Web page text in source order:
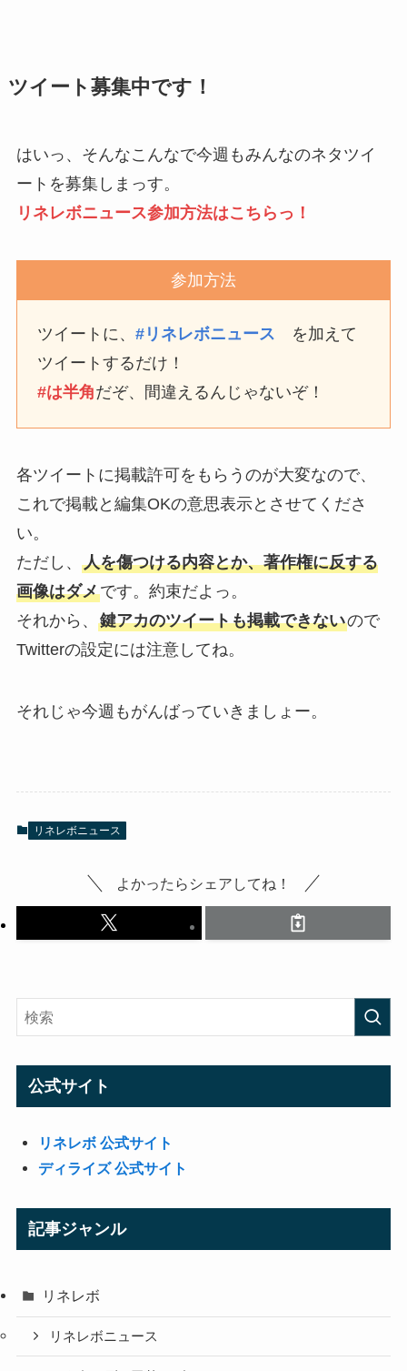
ツイート募集中です！
はいっ、そんなこんなで今週もみんなのネタツイ
ートを募集しまっす。
リネレボニュース参加方法はこちらっ！
参加方法
ツイートに、#リネレボニュース を加えて
ツイートするだけ！
#は半角だぞ、間違えるんじゃないぞ！
各ツイートに掲載許可をもらうのが大変なので、
これで掲載と編集OKの意思表示とさせてくださ
い。
ただし、 人を傷つける内容とか、著作権に反する
画像はダメです。約束だよっ。
それから、 鍵アカのツイートも掲載できないので
Twitterの設定には注意してね。
それじゃ今週もがんばっていきましょー。
リネレボニュース
よかったらシェアしてね！
公式サイト
リネレボ 公式サイト
ディライズ 公式サイト
記事ジャンル
リネレボ
リネレボニュース